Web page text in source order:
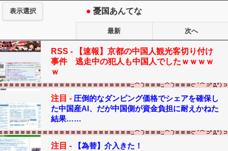
表示選択 ● 憂国あんてな
最新 次へ
RSS -
【速報】京都の中国人観光客切り付け
事件 逃走中の犯人も中国人でしたｗｗｗｗ
ｗ
注目 - 圧倒的なダンピング価格でシェアを確保し
た中国産AI、だが中国側が資金負担に耐えかねた
結果……
注目 - 【為替】介入きた！